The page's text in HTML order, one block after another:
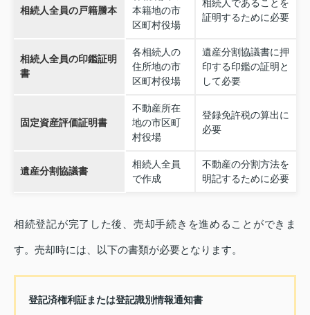
相続人全員の戸籍謄本
本籍地の市
区町村役場
相続人であることを
証明するために必要
相続人全員の印鑑証明
書
各相続人の
住所地の市
区町村役場
遺産分割協議書に押
印する印鑑の証明と
して必要
固定資産評価証明書
不動産所在
地の市区町
村役場
登録免許税の算出に
必要
遺産分割協議書
相続人全員
で作成
不動産の分割方法を
明記するために必要
相続登記が完了した後、売却手続きを進めることができま
す。売却時には、以下の書類が必要となります。
登記済権利証または登記識別情報通知書